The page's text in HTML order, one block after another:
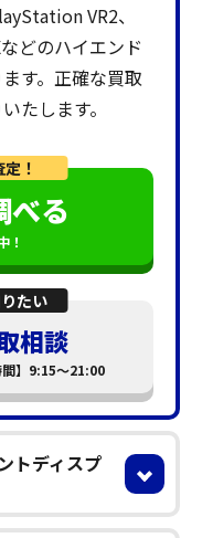
VR2、
どのハイエンド
す。正確な買取
たします。
！
べる
！
たい
相談
】9:15～21:00
トディスプ